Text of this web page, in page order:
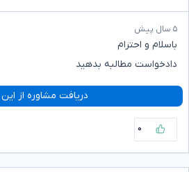
۵ سال پیش
باسلام و احترام
دادخواست مطالبه بدهید
دریافت مشاوره از
۰